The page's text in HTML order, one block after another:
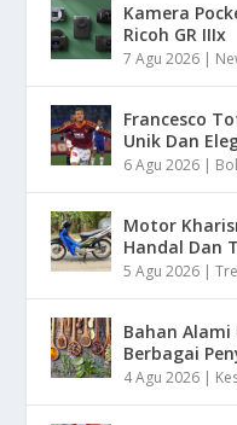
Kamera
Ricoh GR IIIx
7 Agu 2026 |
Francesco
Unik Dan
6 Agu 2026 |
Motor
Handal Dan
5 Agu 2026 |
Bahan
Berbagai
4 Agu 2026 |